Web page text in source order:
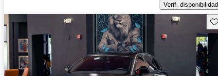
Verif. disponibilidad